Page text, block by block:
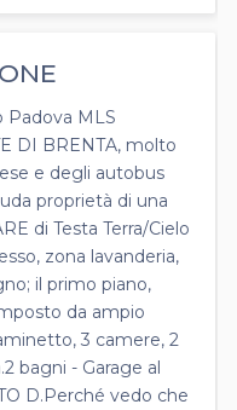
Padova MLS
DI BRENTA, molto
e degli autobus
proprietà di una
di Testa Terra/Cielo
zona lavanderia,
il primo piano,
da ampio
3 camere, 2
bagni - Garage al
D.Perché vedo che